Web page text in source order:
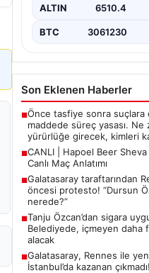
ALTIN 6510.4
BTC 3061230
Son Eklenen Haberler
■Önce tasfiye sonra suçlara
maddede süreç yasası. Ne
yürürlüğe girecek, kimleri
■CANLI | Hapoel Beer Sheva –
Canlı Maç Anlatımı
■Galatasaray taraftarından
öncesi protesto! “Dursun
nerede?”
■Tanju Özcan’dan sigara
Belediyede, içmeyen daha
alacak
■Galatasaray, Rennes ile
İstanbul’da kazanan çıkmadı!